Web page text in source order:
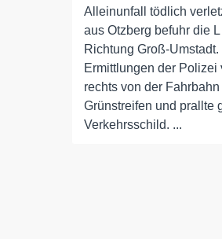
Alleinunfall tödlich
aus Otzberg befuhr die
Richtung Groß-
Ermittlungen der Polizei
rechts von der
Grünstreifen und prallte
Verkehrsschild. ...